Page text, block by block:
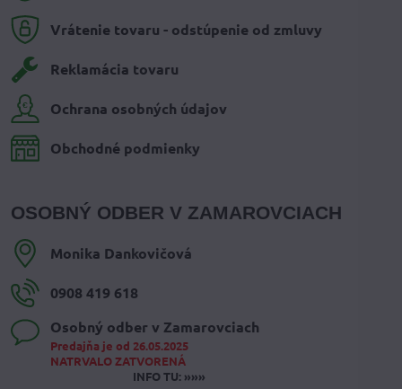
Vrátenie tovaru - odstúpenie od zmluvy
Reklamácia tovaru
Ochrana osobných údajov
Obchodné podmienky
OSOBNÝ ODBER V ZAMAROVCIACH
Monika Dankovičová
0908 419 618
Osobný odber v Zamarovciach
Predajňa je od 26.05.2025
NATRVALO ZATVORENÁ
INFO TU: »»»